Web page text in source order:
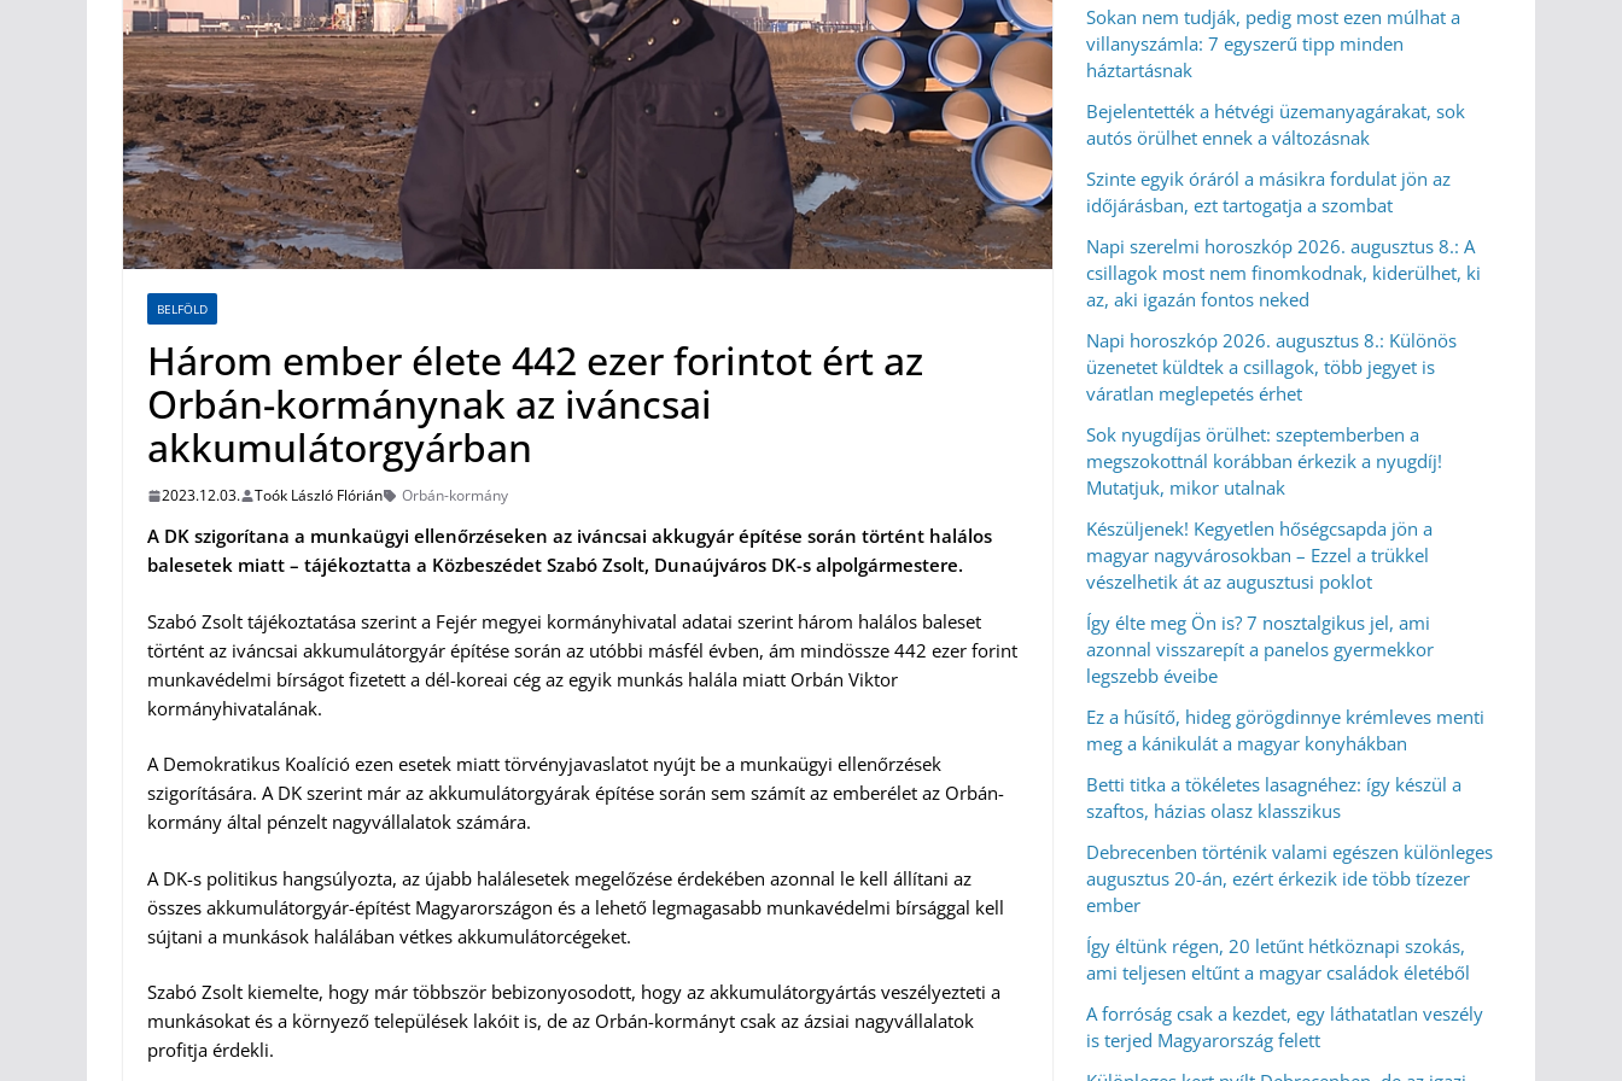
BELFÖLD
Három ember élete 442 ezer forintot ért az
Orbán-kormánynak az iváncsai
akkumulátorgyárban
2023.12.03. Toók László Flórián Orbán-kormány
A DK szigorítana a munkaügyi ellenőrzéseken az iváncsai akkugyár építése során történt halálos
balesetek miatt – tájékoztatta a Közbeszédet Szabó Zsolt, Dunaújváros DK-s alpolgármestere.
Szabó Zsolt tájékoztatása szerint a Fejér megyei kormányhivatal adatai szerint három halálos baleset
történt az iváncsai akkumulátorgyár építése során az utóbbi másfél évben, ám mindössze 442 ezer forint
munkavédelmi bírságot fizetett a dél-koreai cég az egyik munkás halála miatt Orbán Viktor
kormányhivatalának.
A Demokratikus Koalíció ezen esetek miatt törvényjavaslatot nyújt be a munkaügyi ellenőrzések
szigorítására. A DK szerint már az akkumulátorgyárak építése során sem számít az emberélet az Orbán-
kormány által pénzelt nagyvállalatok számára.
A DK-s politikus hangsúlyozta, az újabb halálesetek megelőzése érdekében azonnal le kell állítani az
összes akkumulátorgyár-építést Magyarországon és a lehető legmagasabb munkavédelmi bírsággal kell
sújtani a munkások halálában vétkes akkumulátorcégeket.
Szabó Zsolt kiemelte, hogy már többször bebizonyosodott, hogy az akkumulátorgyártás veszélyezteti a
munkásokat és a környező települések lakóit is, de az Orbán-kormányt csak az ázsiai nagyvállalatok
profitja érdekli.
Sokan nem tudják, pedig most ezen múlhat a
villanyszámla: 7 egyszerű tipp minden
háztartásnak
Bejelentették a hétvégi üzemanyagárakat, sok
autós örülhet ennek a változásnak
Szinte egyik óráról a másikra fordulat jön az
időjárásban, ezt tartogatja a szombat
Napi szerelmi horoszkóp 2026. augusztus 8.: A
csillagok most nem finomkodnak, kiderülhet, ki
az, aki igazán fontos neked
Napi horoszkóp 2026. augusztus 8.: Különös
üzenetet küldtek a csillagok, több jegyet is
váratlan meglepetés érhet
Sok nyugdíjas örülhet: szeptemberben a
megszokottnál korábban érkezik a nyugdíj!
Mutatjuk, mikor utalnak
Készüljenek! Kegyetlen hőségcsapda jön a
magyar nagyvárosokban – Ezzel a trükkel
vészelhetik át az augusztusi poklot
Így élte meg Ön is? 7 nosztalgikus jel, ami
azonnal visszarepít a panelos gyermekkor
legszebb éveibe
Ez a hűsítő, hideg görögdinnye krémleves menti
meg a kánikulát a magyar konyhákban
Betti titka a tökéletes lasagnéhez: így készül a
szaftos, házias olasz klasszikus
Debrecenben történik valami egészen különleges
augusztus 20-án, ezért érkezik ide több tízezer
ember
Így éltünk régen, 20 letűnt hétköznapi szokás,
ami teljesen eltűnt a magyar családok életéből
A forróság csak a kezdet, egy láthatatlan veszély
is terjed Magyarország felett